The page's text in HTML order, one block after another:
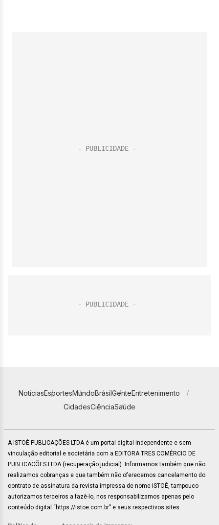
NotíciasEsportesMundoBrasilGenteEntretenimento
CidadesCiênciaSaúde
A ISTOÉ PUBLICAÇÕES LTDA é um portal digital independente e sem
vinculação editorial e societária com a EDITORA TRES COMÉRCIO DE
PUBLICACÕES LTDA (recuperação judicial). Informamos também que não
realizamos cobranças e que também não oferecemos cancelamento do
contrato de assinatura da revista impressa de nome ISTOÉ, tampouco
autorizamos terceiros a fazê-lo, nos responsabilizamos apenas pelo
conteúdo digital “https://istoe.com.br” e seus respectivos sites.